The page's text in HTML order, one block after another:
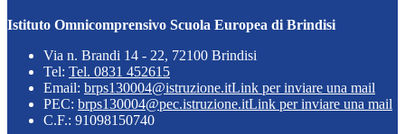
Istituto Omnicomprensivo Scuola Europea di Brindisi
Via n. Brandi 14 - 22, 72100 Brindisi
Tel: Tel. 0831 452615
Email: brps130004@istruzione.itLink per inviare una mail
PEC: brps130004@pec.istruzione.itLink per inviare una mail
C.F.: 91098150740